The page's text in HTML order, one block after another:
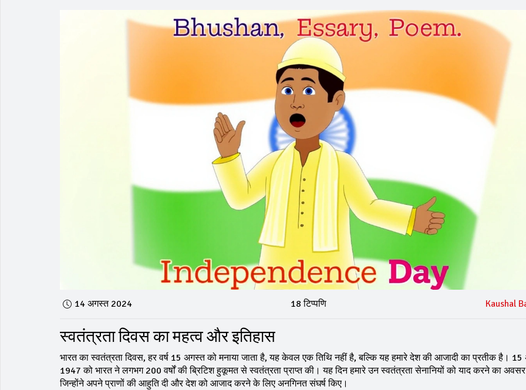
14 अगस्त 2024 18 टिप्पणि Kaushal
स्वतंत्रता दिवस का महत्व और इतिहास
भारत का स्वतंत्रता दिवस, हर वर्ष 15 अगस्त को मनाया जाता है, यह केवल एक तिथि नहीं है, बल्कि यह हमारे देश की आजादी का प्रतीक है।
1947 को भारत ने लगभग 200 वर्षों की ब्रिटिश हुकूमत से स्वतंत्रता प्राप्त की। यह दिन हमारे उन स्वतंत्रता सेनानियों को याद करने का
जिन्होंने अपने प्राणों की आहुति दी और देश को आजाद करने के लिए अनगिनत संघर्ष किए।